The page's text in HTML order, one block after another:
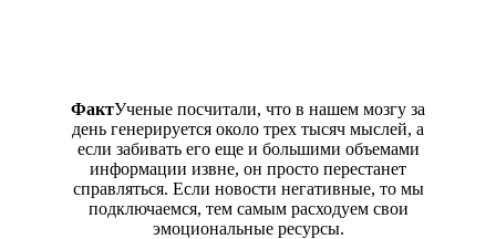
ФактУченые посчитали, что в нашем мозгу за
день генерируется около трех тысяч мыслей, а
если забивать его еще и большими объемами
информации извне, он просто перестанет
справляться. Если новости негативные, то мы
подключаемся, тем самым расходуем свои
эмоциональные ресурсы.